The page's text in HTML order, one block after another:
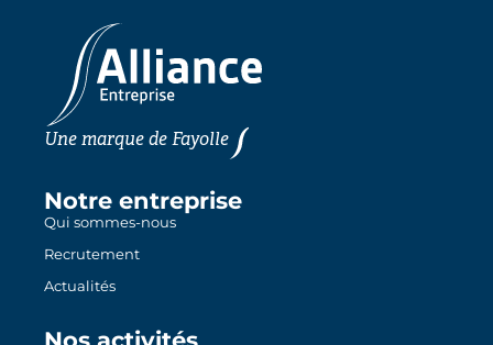
Une marque deFayolle
Notre entreprise
Qui sommes-nous
Recrutement
Actualités